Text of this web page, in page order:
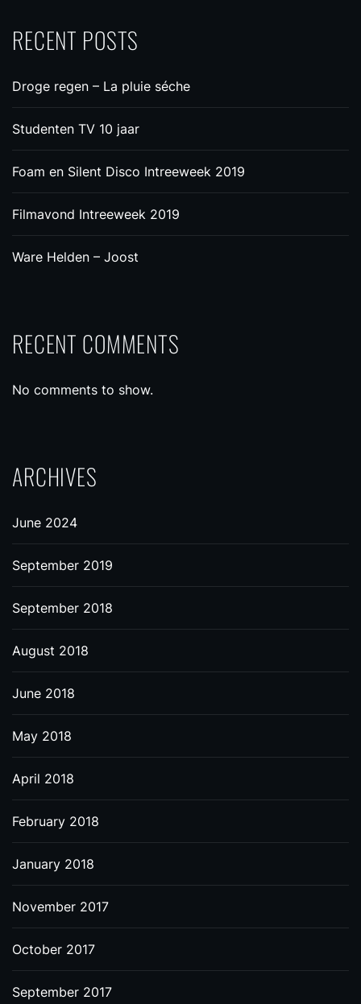
RECENT POSTS
Droge regen – La pluie séche
Studenten TV 10 jaar
Foam en Silent Disco Intreeweek 2019
Filmavond Intreeweek 2019
Ware Helden – Joost
RECENT COMMENTS
No comments to show.
ARCHIVES
June 2024
September 2019
September 2018
August 2018
June 2018
May 2018
April 2018
February 2018
January 2018
November 2017
October 2017
September 2017